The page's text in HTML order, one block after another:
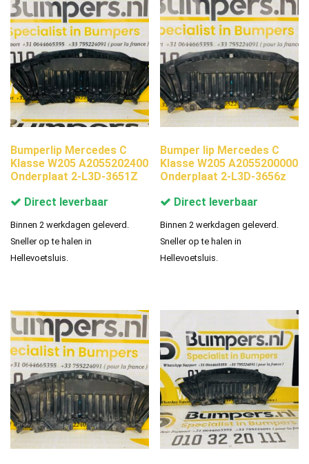
Bumperlip Mercedes C
Klasse W205 A2055202400
Onderplaat 2-L3D-3651Z
Direct leverbaar
Binnen 2 werkdagen geleverd.
Sneller op te halen in
Hellevoetsluis.
Bumper lip Mercedes C
Klasse W205 A2055200000
Onderplaat 2-L3D-3656z
Direct leverbaar
Binnen 2 werkdagen geleverd.
Sneller op te halen in
Hellevoetsluis.